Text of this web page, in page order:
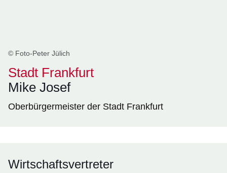
© Foto-Peter Jülich
Stadt Frankfurt
Mike Josef
Oberbürgermeister der Stadt Frankfurt
Wirtschaftsvertreter